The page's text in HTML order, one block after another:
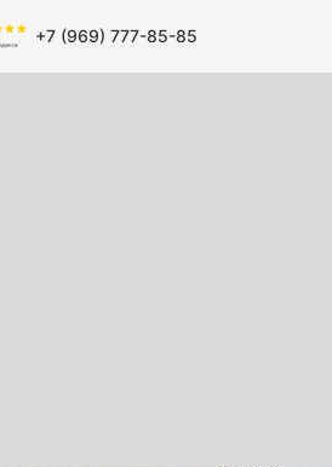
+7 (969) 777-85-85